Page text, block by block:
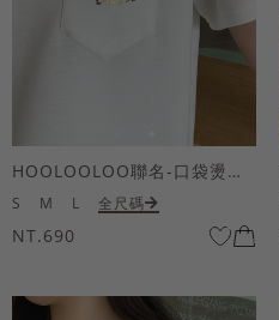
HOOLOOLOO聯名-口袋燙金KUKU熊短袖上衣
S M L 全尺碼
NT.690